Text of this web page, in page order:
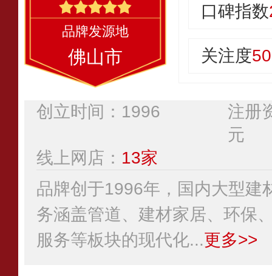
佛山市
口碑指数
关注度
创立时间：1996
注册
元
线上网店： 13家
品牌创于1996年，国内大型建
务涵盖管道、建材家居、环保
服务等板块的现代化...更多>>